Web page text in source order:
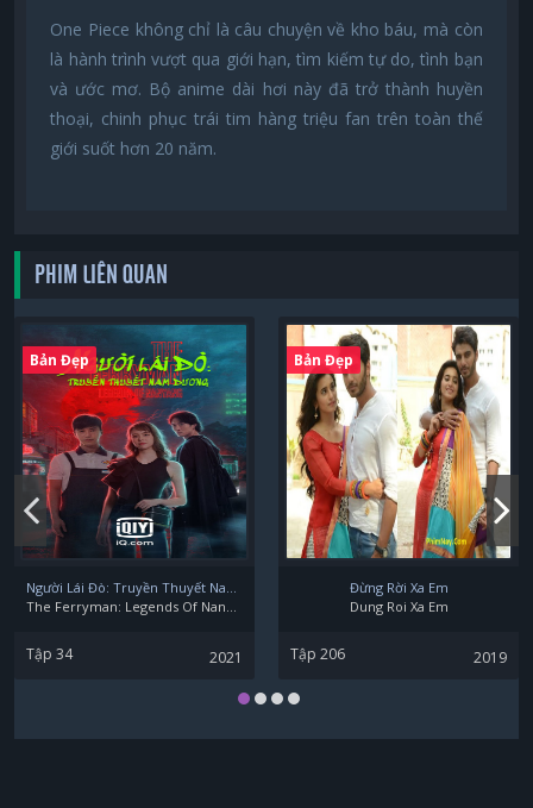
One Piece không chỉ là câu chuyện về kho báu, mà còn
là hành trình vượt qua giới hạn, tìm kiếm tự do, tình bạn
và ước mơ. Bộ anime dài hơi này đã trở thành huyền
thoại, chinh phục trái tim hàng triệu fan trên toàn thế
giới suốt hơn 20 năm.
PHIM LIÊN QUAN
Bản Đẹp
Người Lái Đò: Truyền Thuyết Nam Dương
The Ferryman: Legends Of Nanyang
Tập 34 2021
Bản Đẹp
Đừng Rời Xa Em
Dung Roi Xa Em
Tập 206 2019